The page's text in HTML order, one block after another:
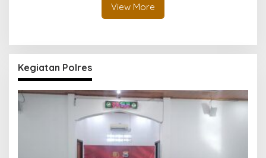
View More
Kegiatan Polres